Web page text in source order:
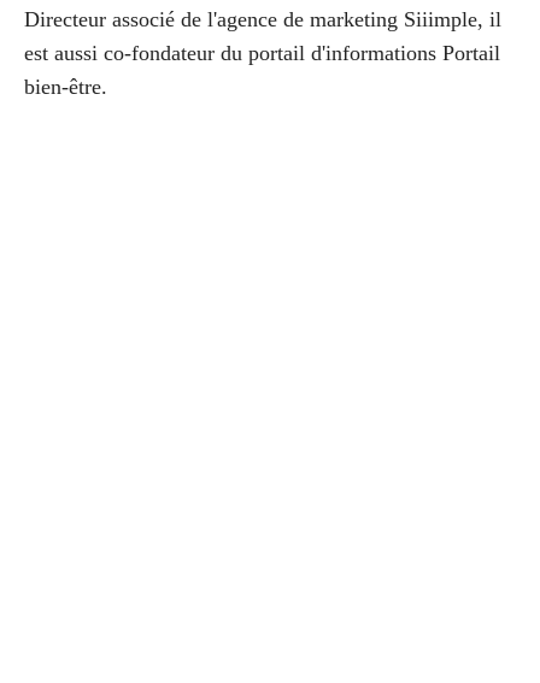
Directeur associé de l'agence de marketing Siiimple, il
est aussi co-fondateur du portail d'informations Portail
bien-être.